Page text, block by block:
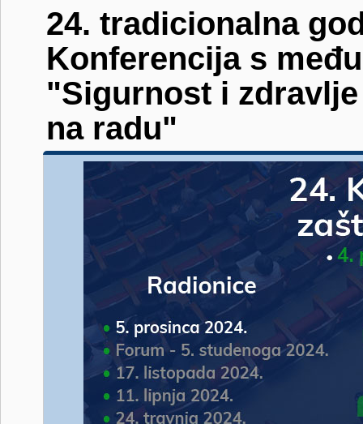
24. tradicionalna
Konferencija s
"Sigurnost i
na radu"